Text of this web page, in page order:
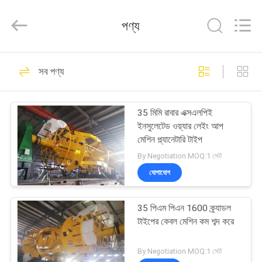
পণ্য
আমাদের
সম্পর্কে
কারখানা
ভ্রমণ
মান
Rights
Reserved.
ECER
ওয়্যার কেবেল মেশিন
109
কেবল স্ট্রেংডিং মেশিন
146
পণ্য
সব পণ্য
35 মিমি রাবার এক্সএলপিই
ইনসুলেটেড ওয়্যার লেইং আপ
মেশিন প্ল্যানেটারি টাইপ
By Negotiation MOQ:1 সেট
যোগাযোগ
35 পিএম পিএন 1600 ক্র্যাডল
টাইপের কেবল মেশিন কম শব্দ করে
By Negotiation MOQ:1 সেট